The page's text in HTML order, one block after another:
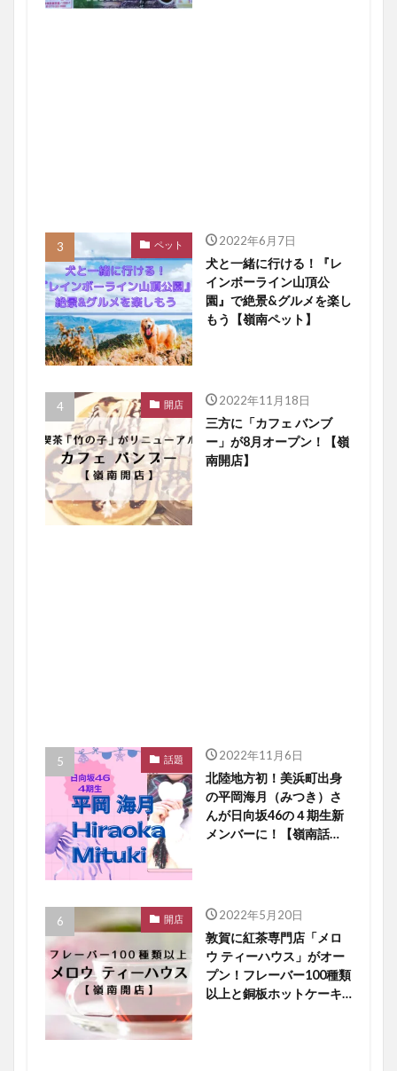
ペット 2022年6月7日
犬と一緒に行ける！『レ
インボーライン山頂公
園』で絶景&グルメを楽し
もう【嶺南ペット】
開店 2022年11月18日
三方に「カフェ バンブ
ー」が8月オープン！【嶺
南開店】
話題 2022年11月6日
北陸地方初！美浜町出身
の平岡海月（みつき）さ
んが日向坂46の４期生新
メンバーに！【嶺南話
開店 2022年5月20日
敦賀に紅茶専門店「メロ
ウ ティーハウス」がオー
プン！フレーバー100種類
以上と銅板ホットケーキ